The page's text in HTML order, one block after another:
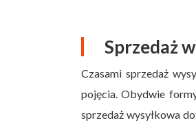
Sprzedaż
Czasami sprzedaż
pojęcia. Obydwie
sprzedaż wysyłkowa